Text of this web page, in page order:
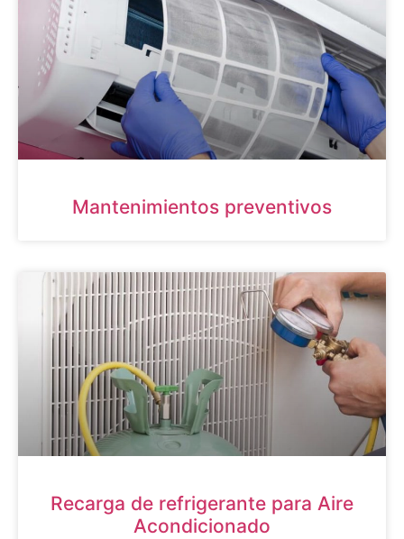
Mantenimientos preventivos
Recarga de refrigerante para Aire
Acondicionado